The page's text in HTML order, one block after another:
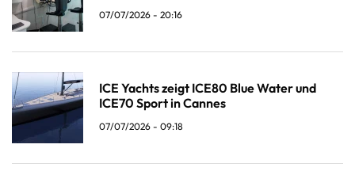
07/07/2026 - 20:16
ICE Yachts zeigt ICE80 Blue Water und
ICE70 Sport in Cannes
07/07/2026 - 09:18